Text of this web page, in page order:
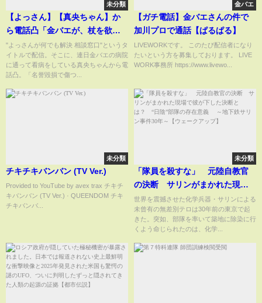
未分類
【よっさん】【真央ちゃん】か
ら電話凸「金バエが、杖を欲し
がってる?」 11月20日
"よっさんが何でも解決 相談窓口"というタ
イトルで配信。そこに、連日金バエの病院
に通って看病をしている真央ちゃんから電
話凸。「名誉毀損で傷つ...
金バエ
【ガチ電話】金バエさんの件で
加川プロで通話【ぱるぱる】
LIVEWORKです。 このたび配信者になり
たいという方を募集しております。 LIVE
WORK事務所 https://www.livewo...
未分類
チキチキバンバン (TV Ver.)
Provided to YouTube by avex trax チキチ
キバンバン (TV Ver.) · QUEENDOM チキ
チキバンバ...
未分類
「隊員を殺すな」 元陸自教官
の決断 サリンがまかれた現場
で彼が下した決断とは？ “日
陰”部隊の存在意義 ～地下鉄サ
リン事件30年～【ウェークアッ
世界を震撼させた化学兵器・サリンによる
未曾有の無差別テロは30年前の東京で起
きた。突如、部隊を率いて築地に除染に行
くよう命じられたのは、化学...